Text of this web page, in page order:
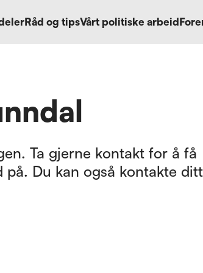
Råd og tipsVårt politiske arbeid
Ta gjerne kontakt for å få
Du kan også kontakte ditt